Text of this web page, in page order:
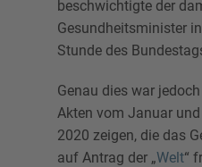
beschwichtigte der
Gesundheitsminister
Stunde des
Genau dies war
Akten vom Januar
2020 zeigen, die das
auf Antrag der „Welt“